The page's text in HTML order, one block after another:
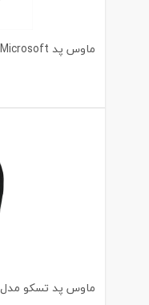
ماوس پد Microsoft مایکروسافت مدل EF-P400
ماوس پد تسکو مدل TMO 22